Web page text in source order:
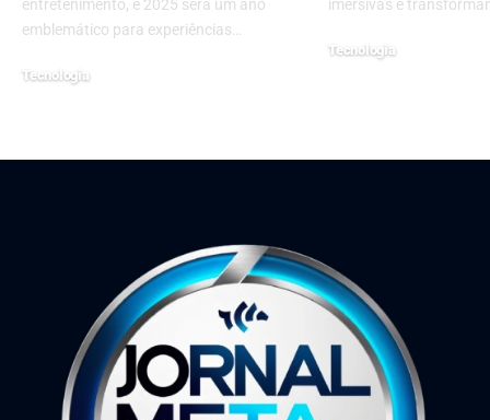
entretenimento, e 2025 será um ano
emblemático para experiências…
Tecnologia
imersivas e
Tecnologia